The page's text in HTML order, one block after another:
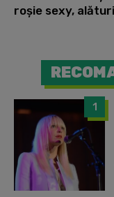
roșie sexy,
1